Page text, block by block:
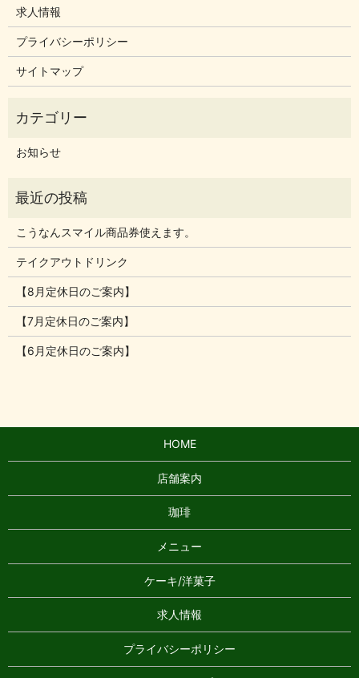
求人情報
プライバシーポリシー
サイトマップ
お知らせ
こうなんスマイル商品券使えます。
テイクアウトドリンク
【8月定休日のご案内】
【7月定休日のご案内】
【6月定休日のご案内】
HOME
店舗案内
珈琲
メニュー
ケーキ/洋菓子
求人情報
プライバシーポリシー